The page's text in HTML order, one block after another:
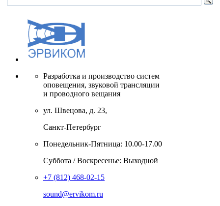
Разработка и производство систем
оповещения, звуковой трансляции
и проводного вещания
ул. Швецова, д. 23,
Санкт-Петербург
Понедельник-Пятница: 10.00-17.00
Суббота / Воскресенье: Выходной
+7 (812) 468-02-15
sound@ervikom.ru